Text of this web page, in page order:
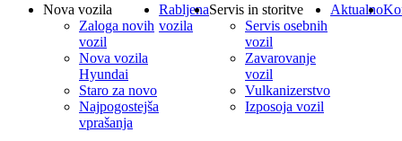
Nova vozila
Zaloga novih
vozil
Nova vozila
Hyundai
Staro za novo
Najpogostejša
vprašanja
Rabljena
vozila
Servis in storitve
Servis osebnih
vozil
Zavarovanje
vozil
Vulkanizerstvo
Izposoja vozil
Aktualno